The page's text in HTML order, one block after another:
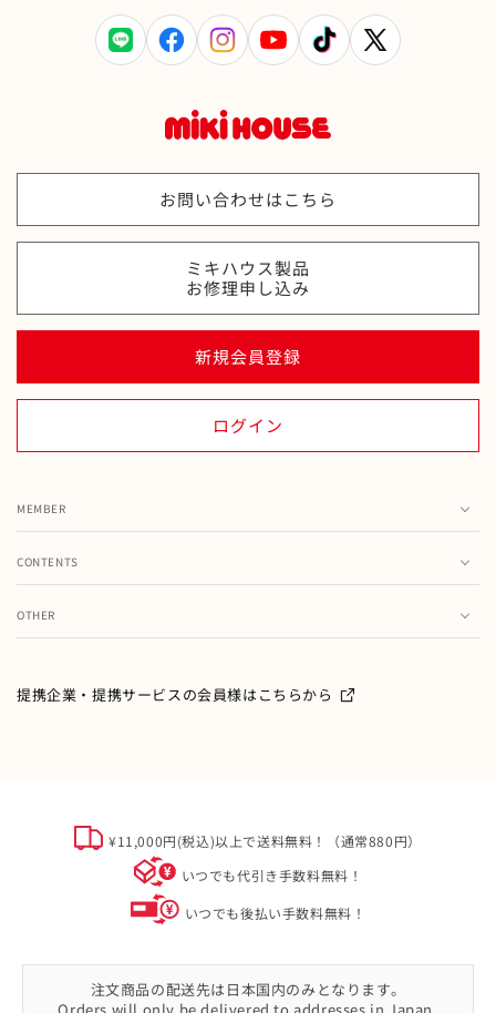
LINE FacebookInstagramYouTube TikTok
X
(Twitter)
お問い合わせはこちら
ミキハウス製品
お修理申し込み
新規会員登録
ログイン
MEMBER
注文履歴
メールマガジン
CONTENTS
て
OTHER
ご利用ガイド
個人情報について
ソーシャルメディアポリシー
提携企業・提携サービスの会員様はこちらから
¥11,000円(税込)以上で送料無料！（通常880円）
いつでも代引き手数料無料！
いつでも後払い手数料無料！
注文商品の配送先は日本国内のみとなります。